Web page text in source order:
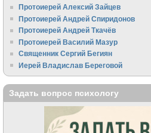
Протоиерей Алексий Зайцев
Протоиерей Андрей Спиридонов
Протоиерей Андрей Ткачёв
Протоиерей Василий Мазур
Священник Сергий Бегиян
Иерей Владислав Береговой
Задать вопрос психологу